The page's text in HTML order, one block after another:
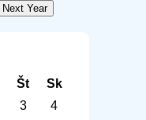
Next Year
Št
Sk
3
4